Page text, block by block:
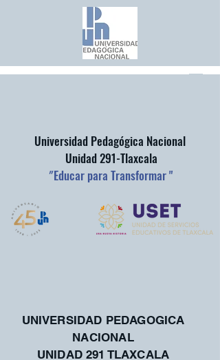
Universidad Pedagógica Nacional
Unidad 291-Tlaxcala
"Educar para Transformar "
UNIVERSIDAD PEDAGOGICA
NACIONAL
UNIDAD 291 TLAXCALA